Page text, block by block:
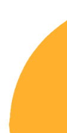
Lagos)
Home
Ansiolíticos
Pacifor -